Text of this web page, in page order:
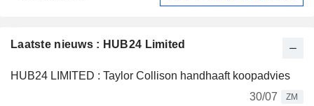
Laatste nieuws : HUB24 Limited
HUB24 LIMITED : Taylor Collison handhaaft koopadvies
30/07
ZM